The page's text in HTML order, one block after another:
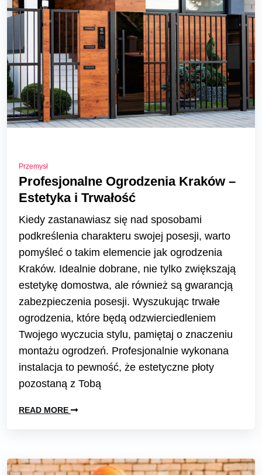
Przemysł
Profesjonalne Ogrodzenia Kraków –
Estetyka i Trwałość
Kiedy zastanawiasz się nad sposobami
podkreślenia charakteru swojej posesji, warto
pomyśleć o takim elemencie jak ogrodzenia
Kraków. Idealnie dobrane, nie tylko zwiększają
estetykę domostwa, ale również są gwarancją
zabezpieczenia posesji. Wyszukując trwałe
ogrodzenia, które będą odzwierciedleniem
Twojego wyczucia stylu, pamiętaj o znaczeniu
montażu ogrodzeń. Profesjonalnie wykonana
instalacja to pewność, że estetyczne płoty
pozostaną z Tobą
READ MORE